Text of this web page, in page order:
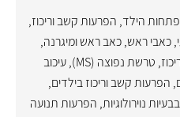
הילד, הפרעות קשב וריכוז,
,כאבי ראש,כאב ראש ומיגרנה,
, טרשת נפוצה (MS) ,עיכוב
, הפרעות קשב וריכוז בילדים,
נוירולוגיות, הפרעות תנועה